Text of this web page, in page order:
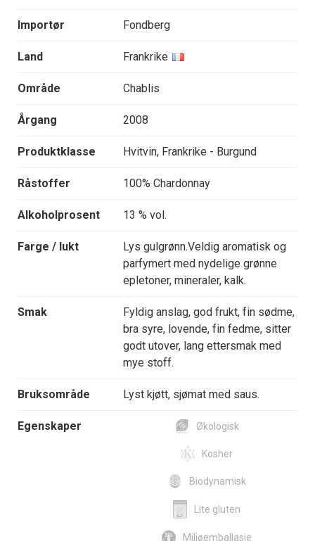
Importør Fondberg
Land Frankrike
Område Chablis
Årgang 2008
Produktklasse Hvitvin, Frankrike - Burgund
Råstoffer 100% Chardonnay
Alkoholprosent 13 % vol.
Farge / lukt
Lys gulgrønn.Veldig aromatisk og
parfymert med nydelige grønne
epletoner, mineraler, kalk.
Smak
Fyldig anslag, god frukt, fin sødme,
bra syre, lovende, fin fedme, sitter
godt utover, lang ettersmak med
mye stoff.
Bruksområde Lyst kjøtt, sjømat med saus.
Egenskaper Økologisk
Kosher
Biodynamisk
Lite gluten
Miljøemballasje